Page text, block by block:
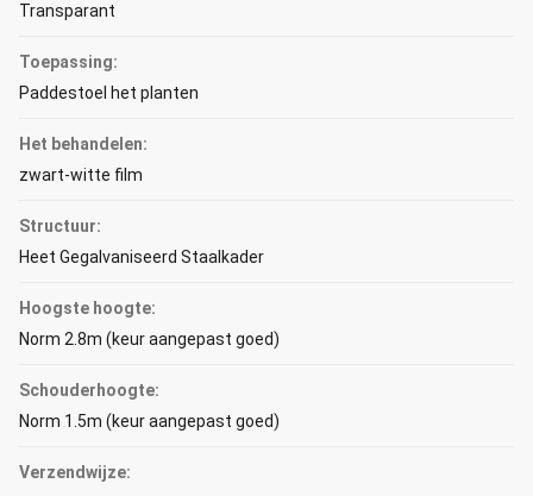
Transparant
Toepassing:
Paddestoel het planten
Het behandelen:
zwart-witte film
Structuur:
Heet Gegalvaniseerd Staalkader
Hoogste hoogte:
Norm 2.8m (keur aangepast goed)
Schouderhoogte:
Norm 1.5m (keur aangepast goed)
Verzendwijze: